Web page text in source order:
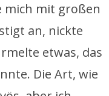
mich mit großen
an, nickte
etwas, das
Die Art, wie